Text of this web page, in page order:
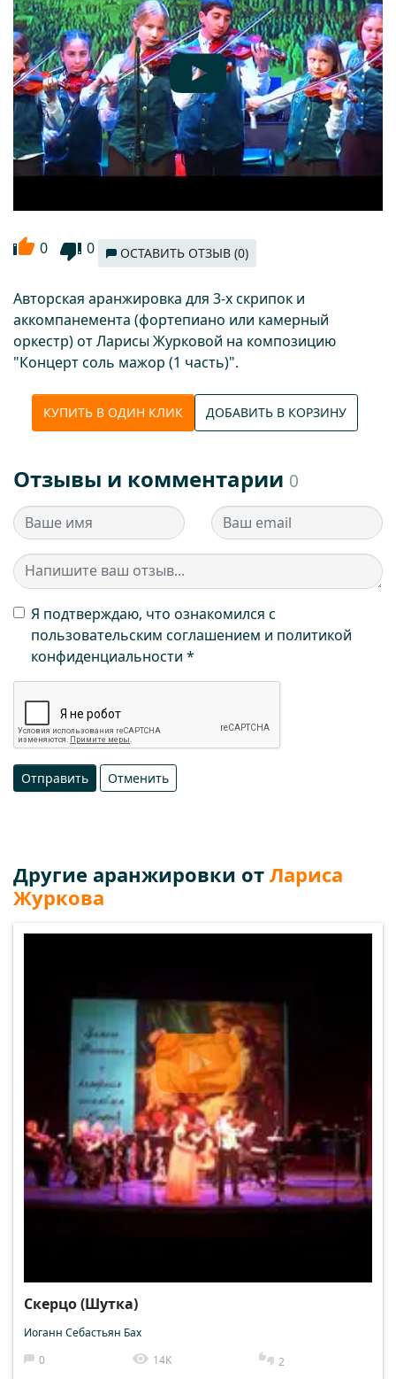
0 0 ОСТАВИТЬ ОТЗЫВ (0)
Авторская аранжировка для 3-х скрипок и
аккомпанемента (фортепиано или камерный
оркестр) от Ларисы Журковой на композицию
"Концерт соль мажор (1 часть)".
КУПИТЬ В ОДИН КЛИК ДОБАВИТЬ В КОРЗИНУ
Отзывы и комментарии 0
Я подтверждаю, что ознакомился с
пользовательским соглашением и политикой
конфиденциальности
Отправить Отменить
Другие аранжировки от Лариса
Журкова
Скерцо (Шутка)
Иоганн Себастьян Бах
0
14K 2